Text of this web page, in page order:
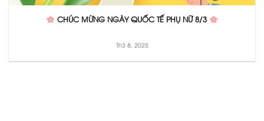
CHÚC MỪNG NGÀY QUỐC TẾ PHỤ NỮ 8/3
Th3 8, 2025